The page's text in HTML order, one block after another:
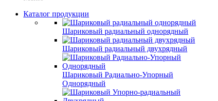
Каталог продукции
Шариковый радиальный однорядный
Шариковый радиальный двухрядный
Шариковый Радиально-Упорный
Однорядный